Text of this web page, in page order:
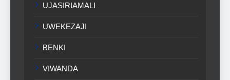
UJASIRIAMALI
UWEKEZAJI
BENKI
VIWANDA